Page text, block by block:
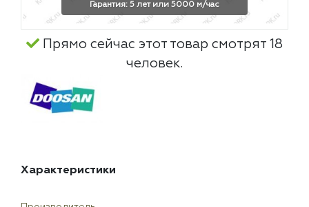
Гарантия: 5 лет или 5000 м/час
Прямо сейчас этот товар смотрят 18
человек.
Характеристики